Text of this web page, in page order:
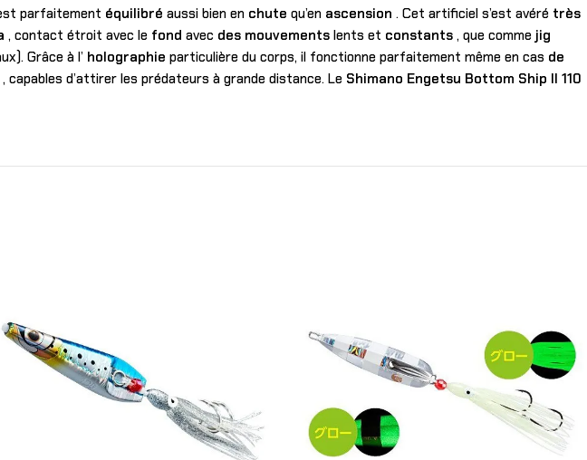
parfaitement équilibré aussi bien en chute qu’en ascension . Cet artificiel s’est avéré très
, contact étroit avec le fond avec des mouvements lents et constants , que comme jig
Grâce à l’ holographie particulière du corps, il fonctionne parfaitement même en cas de
, capables d’attirer les prédateurs à grande distance. Le Shimano Engetsu Bottom Ship II 110